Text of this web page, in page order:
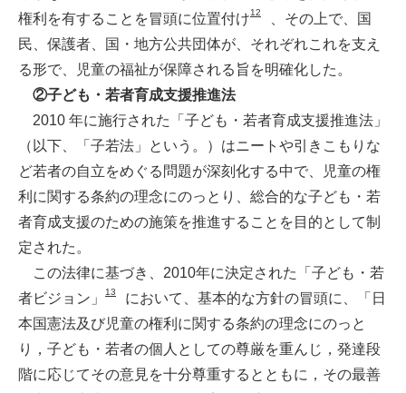
権利を有することを冒頭に位置付け12
、その上で、国
民、保護者、国・地方公共団体が、それぞれこれを支え
る形で、児童の福祉が保障される旨を明確化した。
②子ども・若者育成支援推進法
2010 年に施行された「子ども・若者育成支援推進法」
（以下、「子若法」という。）はニートや引きこもりな
ど若者の自立をめぐる問題が深刻化する中で、児童の権
利に関する条約の理念にのっとり、総合的な子ども・若
者育成支援のための施策を推進することを目的として制
定された。
この法律に基づき、2010年に決定された「子ども・若
者ビジョン」
13
において、基本的な方針の冒頭に、「日
本国憲法及び児童の権利に関する条約の理念にのっと
り，子ども・若者の個人としての尊厳を重んじ，発達段
階に応じてその意見を十分尊重するとともに，その最善